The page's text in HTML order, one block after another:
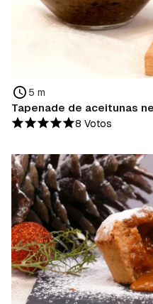
5 m
Tapenade de aceitunas
8 Votos